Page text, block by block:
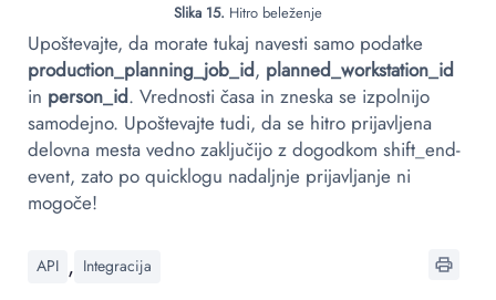
Slika 15. Hitro beleženje
Upoštevajte, da morate tukaj navesti samo podatke
production_planning_job_id, planned_workstation_id
in person_id. Vrednosti časa in zneska se izpolnijo
samodejno. Upoštevajte tudi, da se hitro prijavljena
delovna mesta vedno zaključijo z dogodkom shift_end-
event, zato po quicklogu nadaljnje prijavljanje ni
mogoče!
API , Integracija